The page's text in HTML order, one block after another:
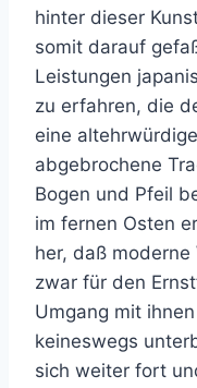
hinter dieser
somit darauf
Leistungen
zu erfahren, die
eine
abgebrochene
Bogen und Pfeil
im fernen Osten
her, daß
zwar für den
Umgang mit
keineswegs
sich weiter fort